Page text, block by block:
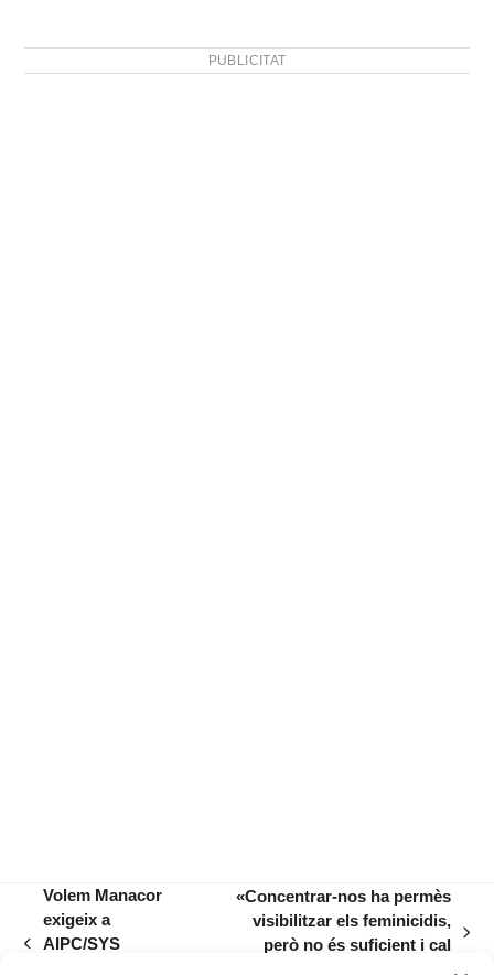
PUBLICITAT
previous
Volem Manacor
exigeix a
AIPC/SYS
«Concentrar-nos ha permès
visibilitzar els feminicidis,
però no és suficient i cal